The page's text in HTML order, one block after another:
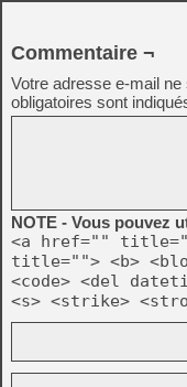
Commentaire ¬
Votre adresse e-mail ne
obligatoires sont
NOTE - Vous pouvez
<a href=""
title=""> <b>
<code> <del
<s> <strike>